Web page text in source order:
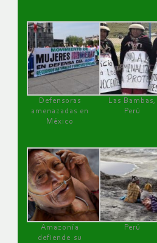
Defensoras
amenazadas en
México
Las Bambas,
Perú
Amazonía
defiende su
Perú